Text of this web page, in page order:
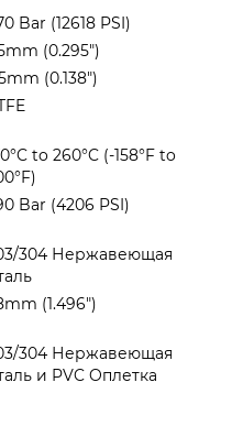
Bar (12618 PSI)
(0.295")
(0.138")
to 260°C (-158°F to
Bar (4206 PSI)
304 Нержавеющая
(1.496")
304 Нержавеющая
и PVC Oплетка